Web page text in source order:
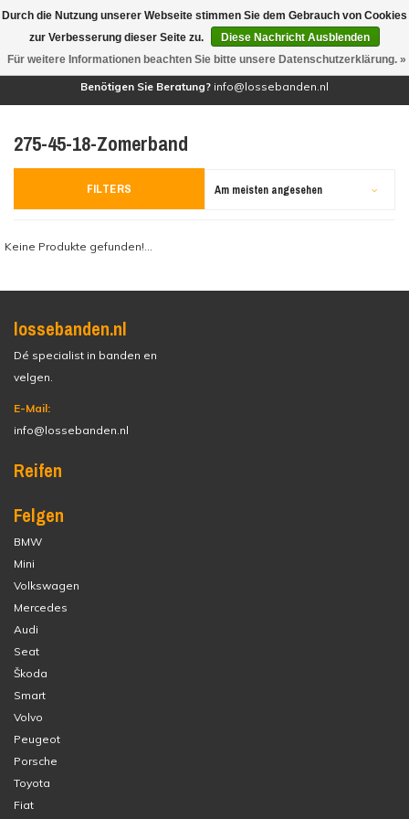
(0)
Benötigen Sie Beratung? info@lossebanden.nl
275-45-18-Zomerband
FILTERS Am meisten angesehen
Keine Produkte gefunden!...
lossebanden.nl
Dé specialist in banden en
velgen.
E-Mail:
info@lossebanden.nl
Reifen
Felgen
BMW
Mini
Volkswagen
Mercedes
Audi
Seat
Škoda
Smart
Volvo
Peugeot
Porsche
Toyota
Fiat
Durch die Nutzung unserer Webseite stimmen Sie dem Gebrauch von Cookies
zur Verbesserung dieser Seite zu.
Diese Nachricht Ausblenden
Für weitere Informationen beachten Sie bitte unsere Datenschutzerklärung. »